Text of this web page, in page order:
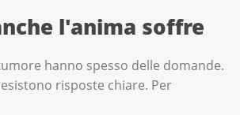
l'anima soffre
hanno spesso delle domande.
risposte chiare. Per